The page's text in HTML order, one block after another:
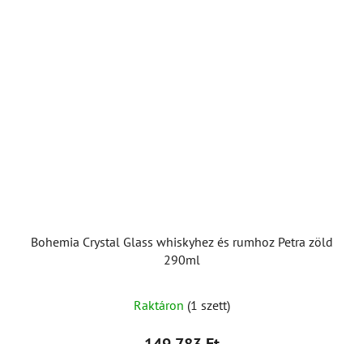
Bohemia Crystal Glass whiskyhez és rumhoz Petra zöld
290ml
Raktáron (1 szett)